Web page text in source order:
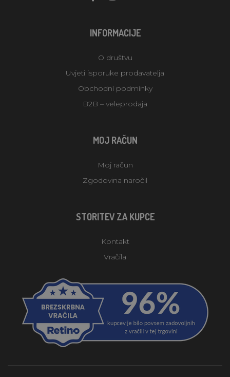
INFORMACIJE
O društvu
Uvjeti isporuke prodavatelja
Obchodní podmínky
B2B – veleprodaja
MOJ RAČUN
Moj račun
Zgodovina naročil
STORITEV ZA KUPCE
Kontakt
Vračila